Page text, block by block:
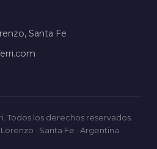
Santa Fe
Todos los derechos reservados.
· Santa Fe · Argentina